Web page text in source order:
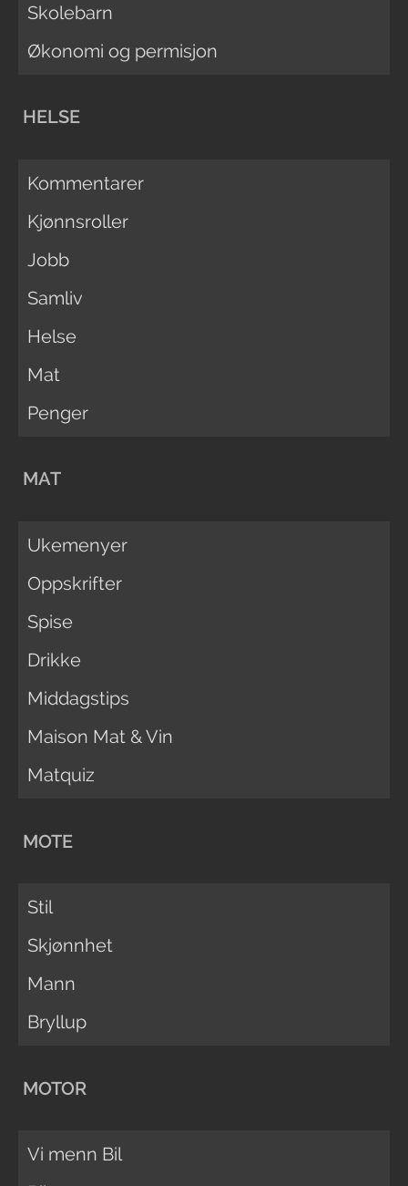
Skolebarn
Økonomi og permisjon
HELSE
Kommentarer
Kjønnsroller
Jobb
Samliv
Helse
Mat
Penger
MAT
Ukemenyer
Oppskrifter
Spise
Drikke
Middagstips
Maison Mat & Vin
Matquiz
MOTE
Stil
Skjønnhet
Mann
Bryllup
MOTOR
Vi menn Bil